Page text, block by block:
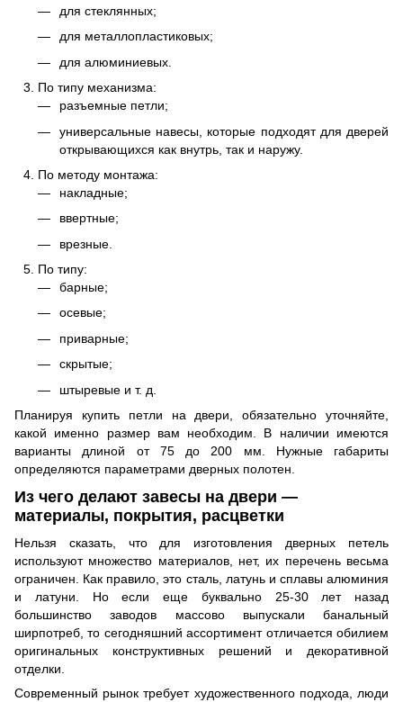
для стеклянных;
для металлопластиковых;
для алюминиевых.
По типу механизма:
разъемные петли;
универсальные навесы, которые подходят для дверей
открывающихся как внутрь, так и наружу.
По методу монтажа:
накладные;
ввертные;
врезные.
По типу:
барные;
осевые;
приварные;
скрытые;
штыревые и т. д.
Планируя купить петли на двери, обязательно уточняйте,
какой именно размер вам необходим. В наличии имеются
варианты длиной от 75 до 200 мм. Нужные габариты
определяются параметрами дверных полотен.
Из чего делают завесы на двери —
материалы, покрытия, расцветки
Нельзя сказать, что для изготовления дверных петель
используют множество материалов, нет, их перечень весьма
ограничен. Как правило, это сталь, латунь и сплавы алюминия
и латуни. Но если еще буквально 25-30 лет назад
большинство заводов массово выпускали банальный
ширпотреб, то сегодняшний ассортимент отличается обилием
оригинальных конструктивных решений и декоративной
отделки.
Современный рынок требует художественного подхода, люди